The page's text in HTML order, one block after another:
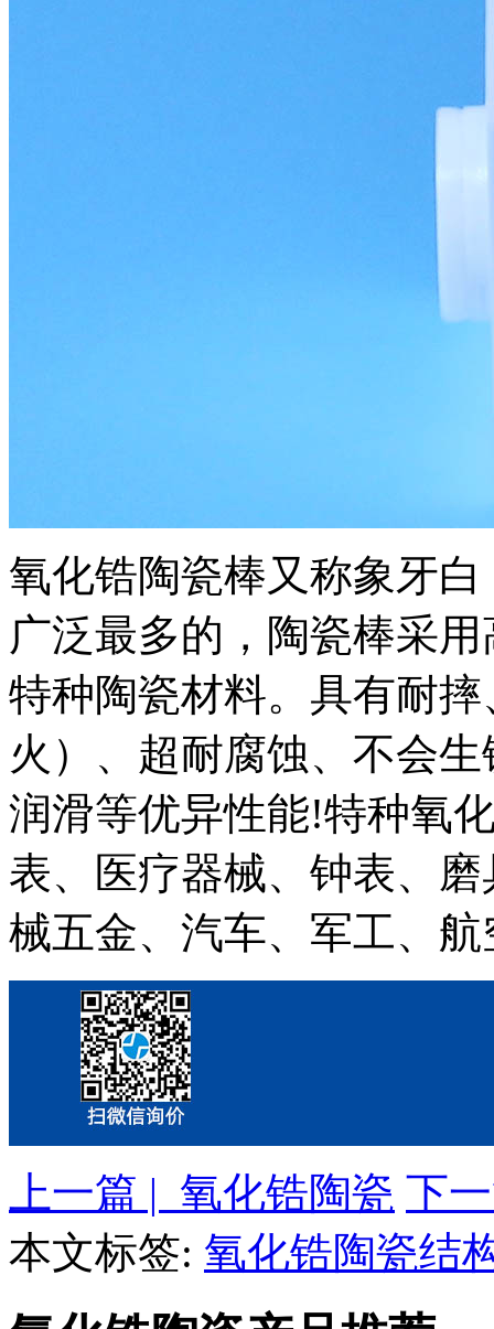
氧化锆陶瓷棒又称象牙
广泛最多的，陶瓷棒采
特种陶瓷材料。具有耐
火）、超耐腐蚀、不会
润滑等优异性能!特种氧
表、医疗器械、钟表、
械五金、汽车、军工、
上一篇 | 氧化锆陶瓷 下
本文标签: 氧化锆陶瓷结